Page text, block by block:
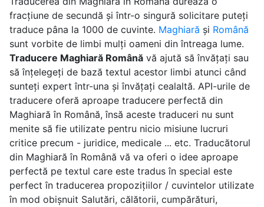
fracțiune de secundă și într-o singură solicitare puteți
traduce pâna la 1000 de cuvinte. Maghiară și Română
sunt vorbite de limbi mulți oameni din întreaga lume.
Traducere Maghiară Românăvă ajută să învățați sau
să înțelegeți de bază textul acestor limbi atunci când
sunteți expert într-una și învățați cealaltă. API-urile de
traducere oferă aproape traducere perfectă din
Maghiară în Română, însă aceste traduceri nu sunt
menite să fie utilizate pentru nicio misiune lucruri
critice precum - juridice, medicale ... etc. Traducătorul
din Maghiară în Română vă va oferi o idee aproape
perfectă pe textul care este tradus în special este
perfect în traducerea propozițiilor / cuvintelor utilizate
în mod obișnuit Salutări, călătorii, cumpărături,